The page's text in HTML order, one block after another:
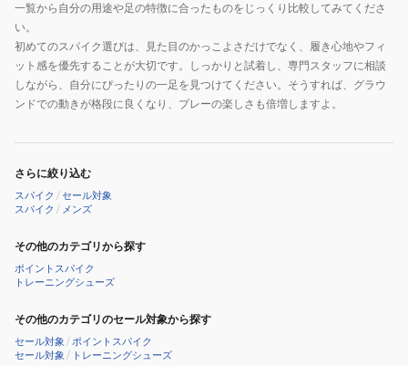
一覧から自分の用途や足の特徴に合ったものをじっくり比較してみてくださ
い。
初めてのスパイク選びは、見た目のかっこよさだけでなく、履き心地やフィ
ット感を優先することが大切です。しっかりと試着し、専門スタッフに相談
しながら、自分にぴったりの一足を見つけてください。そうすれば、グラウ
ンドでの動きが格段に良くなり、プレーの楽しさも倍増しますよ。
さらに絞り込む
スパイク /セール対象
スパイク / メンズ
その他のカテゴリから探す
ポイントスパイク
トレーニングシューズ
その他のカテゴリのセール対象から探す
セール対象 /ポイントスパイク
セール対象 / トレーニングシューズ